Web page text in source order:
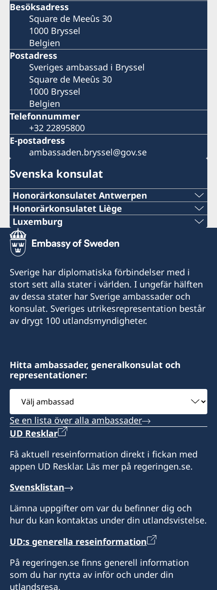
Besöksadress
Square de Meeûs 30
1000 Bryssel
Belgien
Postadress
Sveriges ambassad i Bryssel
Square de Meeûs 30
1000 Bryssel
Belgien
Telefonnummer
+32 22895800
E-postadress
ambassaden.bryssel@gov.se
Svenska konsulat
Honorärkonsulatet Antwerpen
TELEFONNUMMER
+ 32 14 710741
E-POSTADRESS
swedish.consulate.flanders@gmail.com
30 bus 1, Bellekensstraat
BE-2400 MOL
Honorärkonsul
Ronnie Leten
Assistent
Kato Claes
Honorärkonsulatet Liège
TELEFONNUMMER
+32 19 32 92 11
+32 19 32 92 55
E-POSTADRESS
swedish.consulate@molnlycke.com
176, Chaussée romaine
BE-4300 WAREMME
Vänligen notera att du vid frågor om konsulära
ärenden i första hand ska vända dig till
Sveriges generalkonsulat i Bryssel.
Eric de Kesel
Luxemburg
TELEFONNUMMER
+352 26 6461
NÖDNUMMER VID AKUTA FALL
+46 8 405 5005
E-POSTADRESS
Sveriges generalkonsulat
51 Bld. Grande-Duchesse Charlotte
L-1331 Luxembourg
Konsulatet kan utföra provisoriska pass.
Tidsbokning krävs.
Expeditionstider för utlämning av pass och
övriga ärenden (ingen tidsbokning krävs):
Tisdagar 12.30-18.00
Torsdagar 08.30-12.30
Honorär generalkonsul
Johan Lindberg
Sverige har diplomatiska förbindelser med i
stort sett alla stater i världen. I ungefär hälften
av dessa stater har Sverige ambassader och
konsulat. Sveriges utrikesrepresentation består
av drygt 100 utlandsmyndigheter.
Hitta ambassader, generalkonsulat och
representationer:
ambassad
Se en lista över alla ambassader
UD Resklar
Få aktuell reseinformation direkt i fickan med
appen UD Resklar. Läs mer på regeringen.se.
Svensklistan
Lämna uppgifter om var du befinner dig och
hur du kan kontaktas under din utlandsvistelse.
UD:s generella reseinformation
På regeringen.se finns generell information
som du har nytta av inför och under din
utlandsresa.